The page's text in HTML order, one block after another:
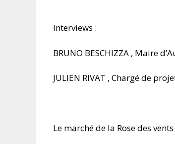
Interviews :
BRUNO BESCHIZZA , Maire
JULIEN RIVAT , Chargé de
Le marché de la Rose des